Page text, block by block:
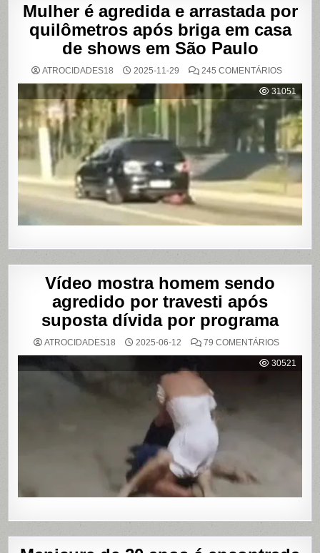
Mulher é agredida e arrastada por
quilômetros após briga em casa
de shows em São Paulo
ATROCIDADES18 2025-11-29 245 COMENTÁRIOSEM
É
E
POR
APÓS
BRIGA
EM
CASA
SHOWS
SÃO
PAULO
31051
Vídeo mostra homem sendo
agredido por travesti após
suposta dívida por programa
ATROCIDADES18 2025-06-12 79 COMENTÁRIOSEM
MOSTRA
HOMEM
30521